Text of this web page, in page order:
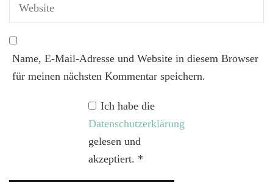
Name, E-Mail-Adresse und Website in diesem Browser
für meinen nächsten Kommentar speichern.
Ich habe die
Datenschutzerklärung
gelesen und
akzeptiert. *